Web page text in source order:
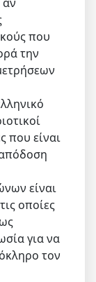
που
την
που είναι
είναι
οποίες
για να
τον